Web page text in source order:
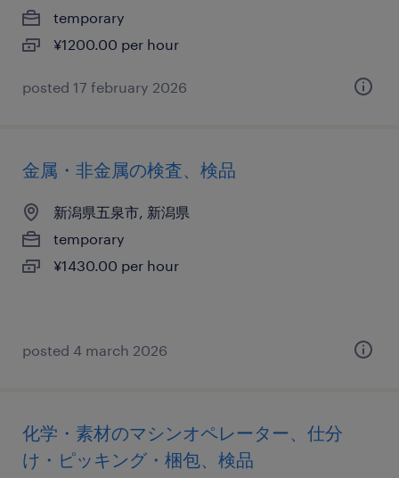
temporary
¥1200.00 per hour
posted 17 february 2026
金属・非金属の検査、検品
新潟県五泉市, 新潟県
temporary
¥1430.00 per hour
posted 4 march 2026
化学・素材のマシンオペレーター、仕分
け・ピッキング・梱包、検品